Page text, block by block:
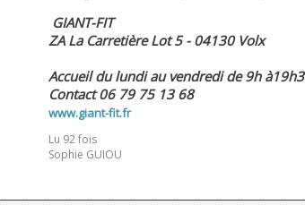
GIANT-FIT
ZA La Carretière Lot 5 - 04130 Volx
Accueil du lundi au vendredi de 9h
Contact 06 79 75 13 68
www.giant-fit.fr
Lu 92 fois
Sophie GUIOU